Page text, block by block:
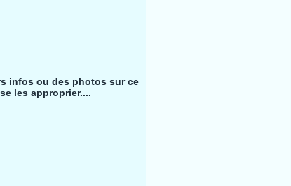
infos ou des photos sur ce
les approprier....